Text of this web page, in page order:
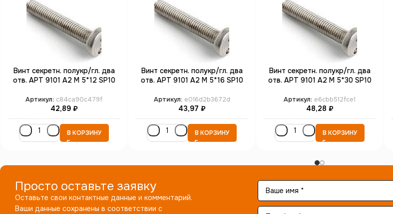
Винт секретн. полукр/гл. два
отв. АРТ 9101 А2 M 5*12 SP10
Артикул: c84ca90c479f
42,89 ₽
В КОРЗИНУ
Винт секретн. полукр/гл. два
отв. АРТ 9101 А2 M 5*16 SP10
Артикул: e016d2b3672d
43,97 ₽
В КОРЗИНУ
Винт секретн. полукр/гл. два
отв. АРТ 9101 А2 M 5*30 SP10
Артикул: e6cbb512fce1
48,28 ₽
В КОРЗИНУ
Просто оставьте заявку
Оставьте свои контактные данные и комментарий.
Ваши данные сохранены в соответствии с